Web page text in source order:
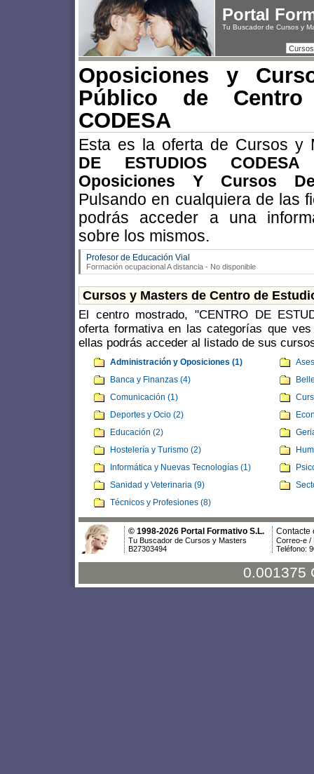
Portal
Tu Buscador de Cursos y
Oposiciones y
Público de
CODESA
Esta es la oferta de Cursos y
DE ESTUDIOS CODESA
Oposiciones Y Cursos
Pulsando en cualquiera de las
podrás acceder a una
sobre los mismos.
Profesor de Educación Vial
Formación ocupacional A distancia - No disponible
Cursos y Masters de Centro de
El centro mostrado, "CENTRO DE
oferta formativa en las categorías que
ellas podrás acceder al listado de sus
Administración y Oposiciones (1)
Banca y Finanzas (4)
Comunicación (1)
Deportes y Ocio (2)
Educación (2)
Hostelería y Turismo (2)
Informática y Nuevas Tecnologías (1)
Sanidad y Veterinaria (9)
Técnicos y Profesiones (8)
© 1998-2026 Portal Formativo S.L.
Tu Buscador de Cursos y Masters
B27303494
Contacte
Correo-e /
Teléfono:
0.001375